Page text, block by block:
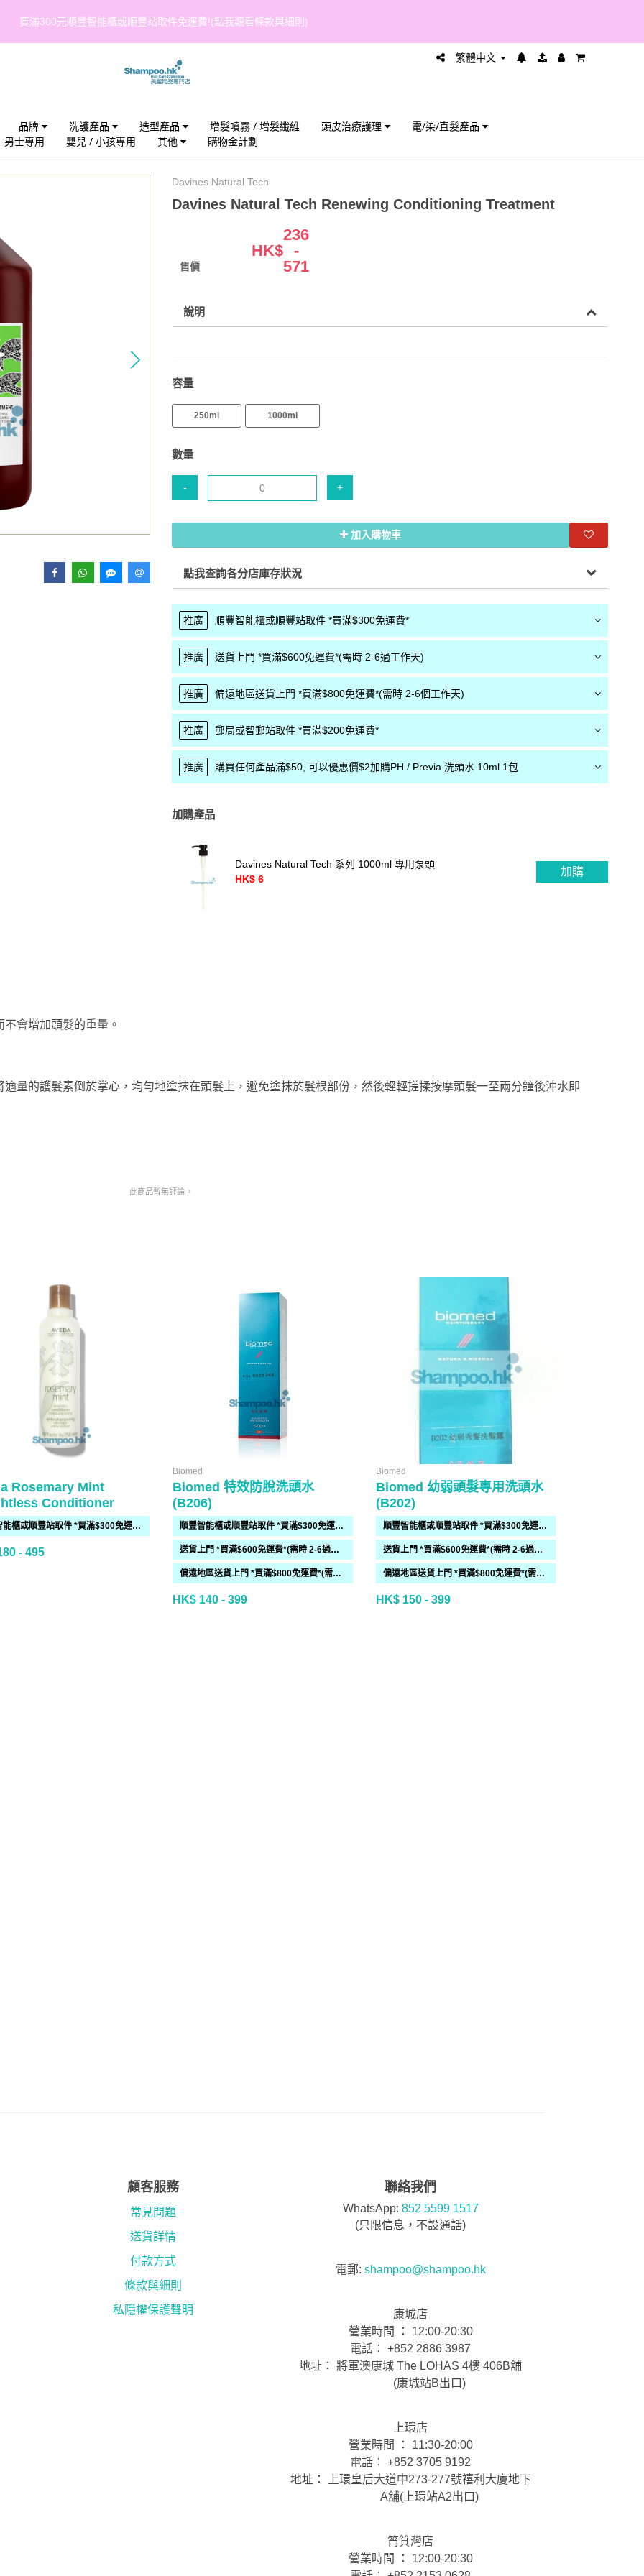
買滿300元順豐智能櫃或順豐站取件免運費!(點我觀看條款與細則)
繁體中文
品牌 洗護產品 造型產品 增髮噴霧 / 增髮纖維 頭皮治療護理
電/染/直髮產品
男士專用
嬰兒 / 小孩專用 其他 購物金計劃
Davines Natural Tech
Davines Natural Tech Renewing Conditioning Treatment
售價
HK$
236
-
571
說明
容量
250ml 1000ml
數量
- +
加入購物車
點我查詢各分店庫存狀況
推廣 順豐智能櫃或順豐站取件 *買滿$300免運費*
推廣 送貨上門 *買滿$600免運費*(需時 2-6過工作天)
推廣 偏遠地區送貨上門 *買滿$800免運費*(需時 2-6個工作天)
推廣 郵局或智郵站取件 *買滿$200免運費*
推廣 購買任何產品滿$50, 可以優惠價$2加購PH / Previa 洗頭水 10ml 1包
加購產品
Davines Natural Tech 系列 1000ml 專用泵頭
HK$ 6
加購
會增加頭髮的重量。
量的護髮素倒於掌心，均勻地塗抹在頭髮上，避免塗抹於髮根部份，然後輕輕搓揉按摩頭髮一至兩分鐘後沖水即
此商品暫無評論。
Rosemary Mint
Conditioner
順豐智能櫃或順豐站取件 *買滿$300免運費*
- 495
Biomed
Biomed 特效防脫洗頭水
(B206)
順豐智能櫃或順豐站取件 *買滿$300免運費*
送貨上門 *買滿$600免運費*(需時 2-6過工作天)
偏遠地區送貨上門 *買滿$800免運費*(需時 2-6個工作天)
HK$ 140 - 399
Biomed
Biomed 幼弱頭髮專用洗頭水
(B202)
順豐智能櫃或順豐站取件 *買滿$300免運費*
送貨上門 *買滿$600免運費*(需時 2-6過工作天)
偏遠地區送貨上門 *買滿$800免運費*(需時 2-6個工作天)
HK$ 150 - 399
顧客服務
常見問題
送貨詳情
付款方式
條款與細則
私隱權保護聲明
聯絡我們
WhatsApp: 852 5599 1517
(只限信息，不設通話)
電郵: shampoo@shampoo.hk
康城店
營業時間 ： 12:00-20:30
電話： +852 2886 3987
地址： 將軍澳康城 The LOHAS 4樓 406B舖
(康城站B出口)
上環店
營業時間 ： 11:30-20:00
電話： +852 3705 9192
地址： 上環皇后大道中273-277號禧利大廈地下
A舖(上環站A2出口)
筲箕灣店
營業時間 ： 12:00-20:30